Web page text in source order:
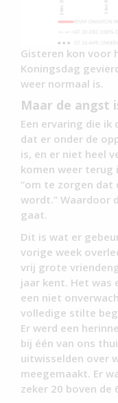
Gisteren kon voor
Koningsdag
weer normaal is.
Maar de angst
Een ervaring die ik
dat er onder de
is, en er niet heel
komen weer terug
“om te zorgen dat
wordt.” Waardoor
gaat.
Dit is wat er
vorige week
vrij grote
jaar kent. Het was
een niet
volledige stilte
Er werd een
bij één van ons
uitwisselden over
meegemaakt. Er
zeker 20 boven de